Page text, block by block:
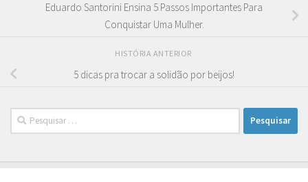
Eduardo Santorini Ensina 5 Passos Importantes Para
Conquistar Uma Mulher.
HISTÓRIA ANTERIOR
5 dicas pra trocar a solidão por beijos!
Pesquisar
por: